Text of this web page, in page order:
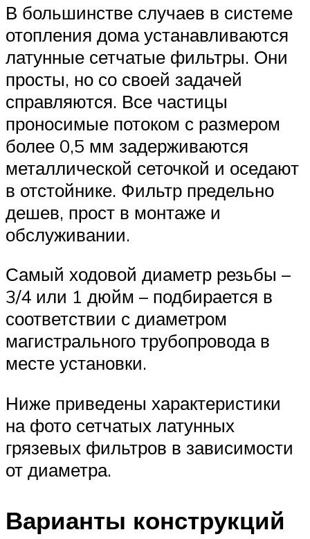
В большинстве случаев в системе
отопления дома устанавливаются
латунные сетчатые фильтры. Они
просты, но со своей задачей
справляются. Все частицы
проносимые потоком с размером
более 0,5 мм задерживаются
металлической сеточкой и оседают
в отстойнике. Фильтр предельно
дешев, прост в монтаже и
обслуживании.
Самый ходовой диаметр резьбы –
3/4 или 1 дюйм – подбирается в
соответствии с диаметром
магистрального трубопровода в
месте установки.
Ниже приведены характеристики
на фото сетчатых латунных
грязевых фильтров в зависимости
от диаметра.
Варианты конструкций